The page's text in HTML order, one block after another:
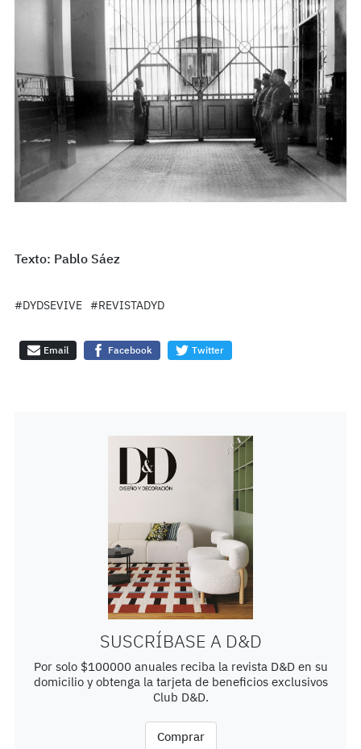
Texto: Pablo Sáez
#DYDSEVIVE #REVISTADYD
Email Facebook Twitter
SUSCRÍBASE A D&D
Por solo $100000 anuales reciba la revista D&D en su
domicilio y obtenga la tarjeta de beneficios exclusivos
Club D&D.
Comprar